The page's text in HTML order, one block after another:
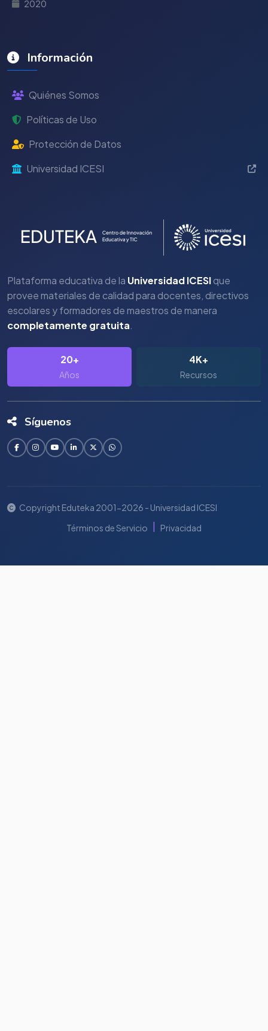
2020
Información
Quiénes Somos
Políticas de Uso
Protección de Datos
Universidad ICESI
Plataforma educativa de la Universidad ICESIque
provee materiales de calidad para docentes, directivos
escolares y formadores de maestros de manera
completamente gratuita.
20+
Años
4K+
Recursos
Síguenos
Copyright Eduteka 2001-2026 - Universidad ICESI
Términos de Servicio
Privacidad